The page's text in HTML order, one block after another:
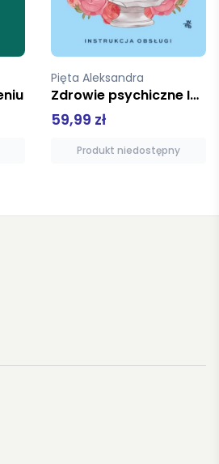
Zdrowie psychiczne Instrukcja obsługi
Stahl Horst
Bonsai to może być proste
25,00 zł
Produkt niedostępny